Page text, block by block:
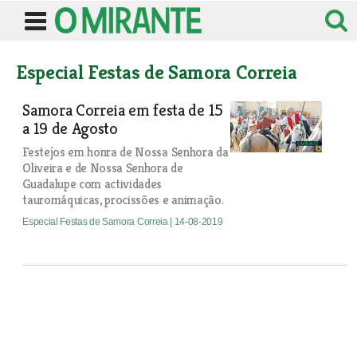
Especial Festas de Samora Correia
Samora Correia em festa de 15
a 19 de Agosto
Festejos em honra de Nossa Senhora da
Oliveira e de Nossa Senhora de
Guadalupe com actividades
tauromáquicas, procissões e animação.
Especial Festas de Samora Correia | 14-08-2019